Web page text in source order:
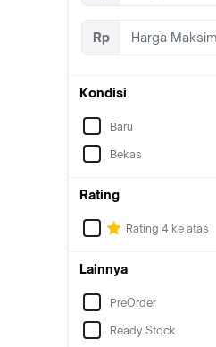
Rp
Kondisi
Baru
Bekas
Rating
Rating 4 ke atas
Lainnya
PreOrder
Ready Stock